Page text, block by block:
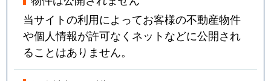
当サイトの利用によってお客様の不動産物件
や個人情報が許可なくネットなどに公開され
ることはありません。